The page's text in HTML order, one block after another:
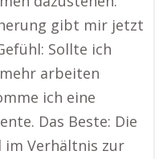
gibt mir jetzt
Sollte ich
arbeiten
ich eine
Das Beste: Die
im Verhältnis zur